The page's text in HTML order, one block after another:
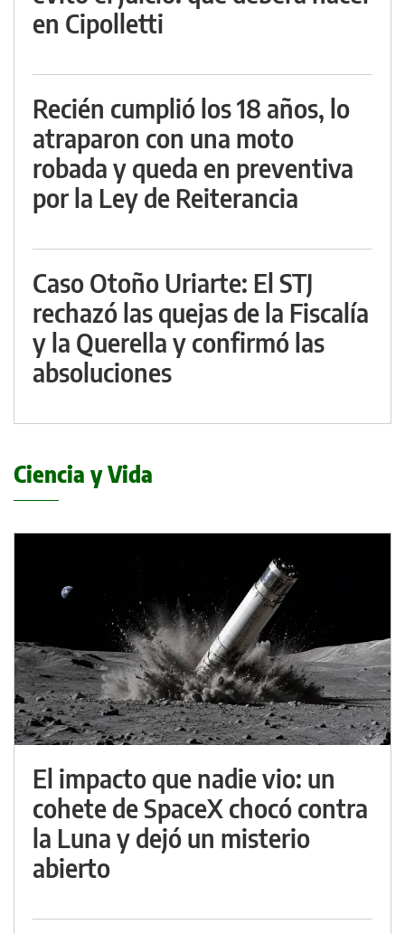
en Cipolletti
Recién cumplió los 18 años, lo
atraparon con una moto
robada y queda en preventiva
por la Ley de Reiterancia
Caso Otoño Uriarte: El STJ
rechazó las quejas de la Fiscalía
y la Querella y confirmó las
absoluciones
Ciencia y Vida
El impacto que nadie vio: un
cohete de SpaceX chocó contra
la Luna y dejó un misterio
abierto